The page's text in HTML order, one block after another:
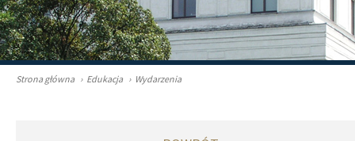
Strona główna › Edukacja › Wydarzenia